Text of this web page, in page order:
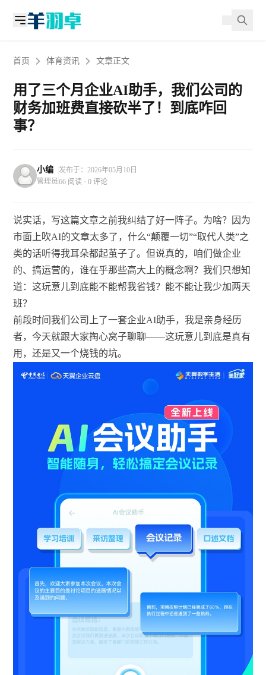
首页 体育资讯 文章正文
用了三个月企业AI助手，我们公司的
财务加班费直接砍半了！到底咋回
事？
小编
管理员
发布于：2026年05月10日
66 阅读 · 0 评论
说实话，写这篇文章之前我纠结了好一阵子。为啥？因为
市面上吹AI的文章太多了，什么“颠覆一切”“取代人类”之
类的话听得我耳朵都起茧子了。但说真的，咱们做企业
的、搞运营的，谁在乎那些高大上的概念啊？我们只想知
道：这玩意儿到底能不能帮我省钱？能不能让我少加两天
班？
前段时间我们公司上了一套企业AI助手，我是亲身经历
者，今天就跟大家掏心窝子聊聊——这玩意儿到底是真有
用，还是又一个烧钱的坑。